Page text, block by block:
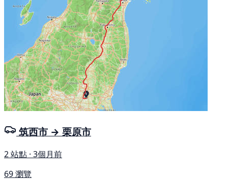
筑西市 → 栗原市
2 站點 · 3個月前
69 瀏覽